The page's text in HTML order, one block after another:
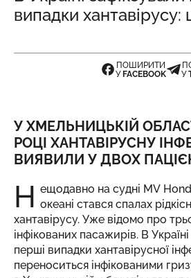
випадки
ПОШИРИТИ
У FACEBOOK
У
У ХМЕЛЬНИЦЬКІЙ
РОЦІ ХАНТАВІРУСНУ
ВИЯВИЛИ У ДВОХ
Н ещодавно на судні MV
океані стався спалах
хантавірусу. Уже відомо про
інфікованих пасажирів. В
перші випадки хантавірусної
переноситься інфікованими